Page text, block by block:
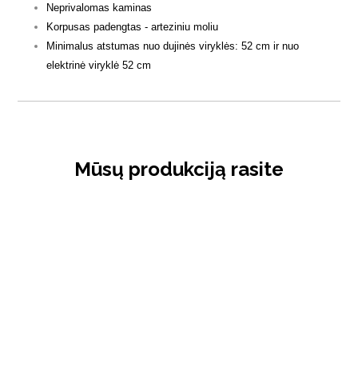
Neprivalomas kaminas
Korpusas padengtas - arteziniu moliu
Minimalus atstumas nuo dujinės viryklės: 52 cm ir nuo
elektrinė viryklė 52 cm
Mūsų produkciją rasite